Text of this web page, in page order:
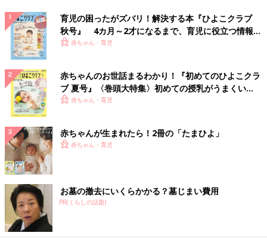
育児の困ったがズバリ！解決する本『ひよこクラブ
秋号』 4カ月～2才になるまで、育児に役立つ情報が
いっぱい！
赤ちゃん・育児
赤ちゃんのお世話まるわかり！『初めてのひよこクラ
ブ 夏号』〈巻頭大特集〉初めての授乳がうまくい
く！ おっぱい・ミルクの基本と夏のトラブル 解決テ
赤ちゃん・育児
赤ちゃんが生まれたら！2冊の「たまひよ」
赤ちゃん・育児
お墓の撤去にいくらかかる？墓じまい費用
PR(くらしの話題)